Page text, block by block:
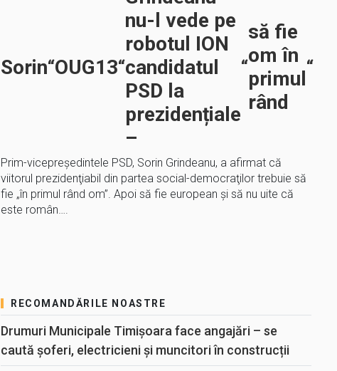
Sorin“OUG13“
nu-l vede pe
robotul ION
candidatul
PSD la
prezidențiale
–
“
să fie
om în
primul
rând
“
Prim-vicepreşedintele PSD, Sorin Grindeanu, a afirmat că
viitorul prezidenţiabil din partea social-democraţilor trebuie să
fie „în primul rând om”. Apoi să fie european şi să nu uite că
este român….
RECOMANDĂRILE NOASTRE
Drumuri Municipale Timișoara face angajări – se
caută șoferi, electricieni și muncitori în construcții